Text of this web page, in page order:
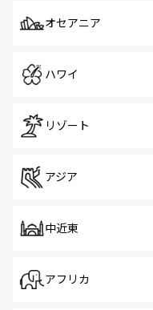
オセアニア
ハワイ
リゾート
アジア
中近東
アフリカ